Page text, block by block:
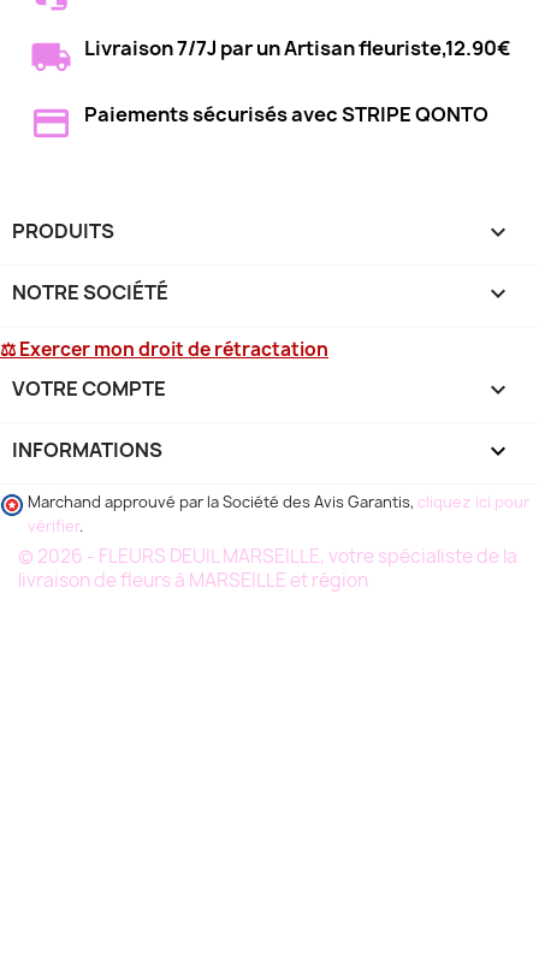
Livraison 7/7J par un Artisan fleuriste,12.90€
Paiements sécurisés avec STRIPE QONTO
PRODUITS 
NOTRE SOCIÉTÉ 
⚖ Exercer mon droit de rétractation
VOTRE COMPTE 
INFORMATIONS keyboard_arrow_down
Marchand approuvé par la Société des Avis Garantis, cliquez ici pour
vérifier.
© 2026 - FLEURS DEUIL MARSEILLE, votre spécialiste de la
livraison de fleurs à MARSEILLE et région